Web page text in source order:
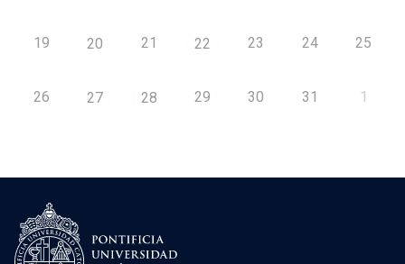
19 20 21 22 23 24 25
26 27 28 29 30 31 1